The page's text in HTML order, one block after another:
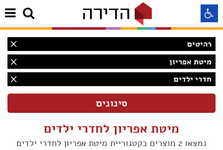
רהיטים
מיטת אפריון
חדרי ילדים
מיטת אפריון לחדרי ילדים
נמצאו 2 מוצרים בקטגוריית מיטת אפריון לחדרי ילדים
התאמה לקורא מסך
התאמה לעיוורי צבעים
התאמה לכבדי ראיה
תצוגה רגילה